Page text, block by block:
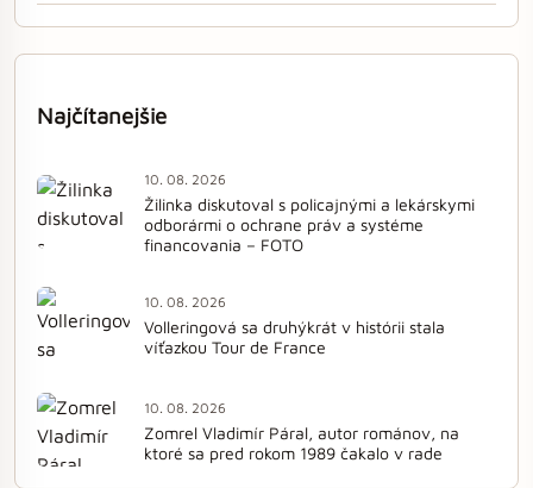
Najčítanejšie
10. 08. 2026
Žilinka diskutoval s policajnými a lekárskymi
odborármi o ochrane práv a systéme
financovania – FOTO
10. 08. 2026
Volleringová sa druhýkrát v histórii stala
víťazkou Tour de France
10. 08. 2026
Zomrel Vladimír Páral, autor románov, na
ktoré sa pred rokom 1989 čakalo v rade